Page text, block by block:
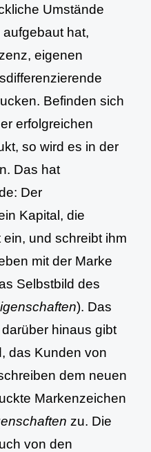
Umstände
hat,
eigenen
Befinden sich
erfolgreichen
so wird es in der
Das hat
Der
Kapital, die
und schreibt ihm
mit der Marke
Selbstbild des
). Das
hinaus gibt
das Kunden von
dem neuen
Markenzeichen
zu. Die
von den